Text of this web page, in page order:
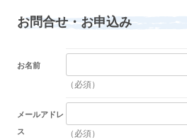
お問合せ・お申込み
お名前
（必須）
メールアドレ
ス
（必須）